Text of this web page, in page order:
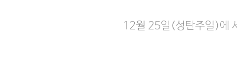
12월 25일(성탄주일)에